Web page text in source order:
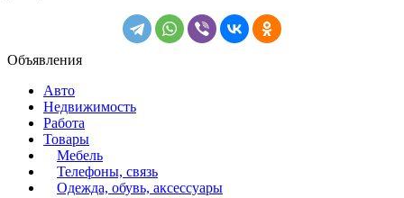
Объявления
Авто
Недвижимость
Работа
Товары
Мебель
Телефоны, связь
Одежда, обувь, аксессуары